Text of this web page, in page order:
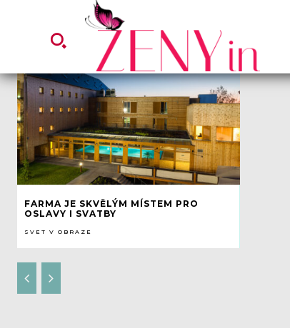
FARMA JE SKVĚLÝM MÍSTEM PRO
OSLAVY I SVATBY
SVET V OBRAZE